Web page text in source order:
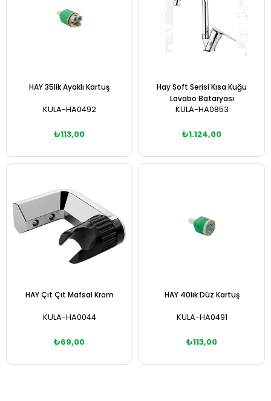
HAY 35lik Ayaklı Kartuş
KULA-HA0492
₺113,00
Hay Soft Serisi Kısa Kuğu
Lavabo Bataryası
KULA-HA0853
₺1.124,00
HAY Çıt Çıt Mafsal Krom
KULA-HA0044
₺69,00
HAY 40lık Düz Kartuş
KULA-HA0491
₺113,00